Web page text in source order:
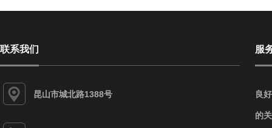
联系我们
昆山市城北路1388号
服
良
的